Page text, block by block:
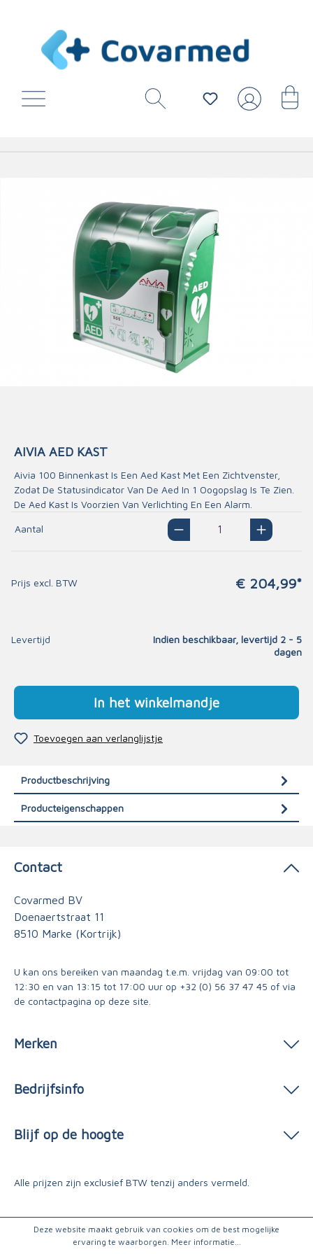
AIVIA AED KAST
Aivia 100 Binnenkast Is Een Aed Kast Met Een Zichtvenster,
Zodat De Statusindicator Van De Aed In 1 Oogopslag Is Te Zien.
De Aed Kast Is Voorzien Van Verlichting En Een Alarm.
Aantal
Prijs excl. BTW € 204,99*
Levertijd
Indien beschikbaar, levertijd 2 - 5
dagen
In het winkelmandje
Toevoegen aan verlanglijstje
Productbeschrijving
Producteigenschappen
Contact
Covarmed BV
Doenaertstraat 11
8510 Marke (Kortrijk)
U kan ons bereiken van maandag t.e.m. vrijdag van 09:00 tot
12:30 en van 13:15 tot 17:00 uur op +32 (0) 56 37 47 45 of via
de contactpagina op deze site.
Merken
Bedrijfsinfo
Blijf op de hoogte
Alle prijzen zijn exclusief BTW tenzij anders vermeld.
Deze website maakt gebruik van cookies om de best mogelijke
ervaring te waarborgen. Meer informatie...